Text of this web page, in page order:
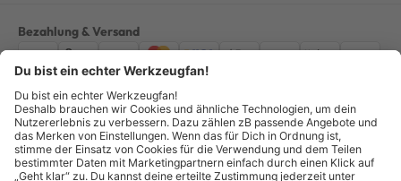
Bezahlung & Versand
ImpressumAGBDatenschutzWiderruf Vertrag widerrufen
Alle Preise verstehen sich inkl. ges. MwSt. *Kostenloser Versand innerhalb
Deutschlands, bei Bestellungen ab 100,00 Euro.